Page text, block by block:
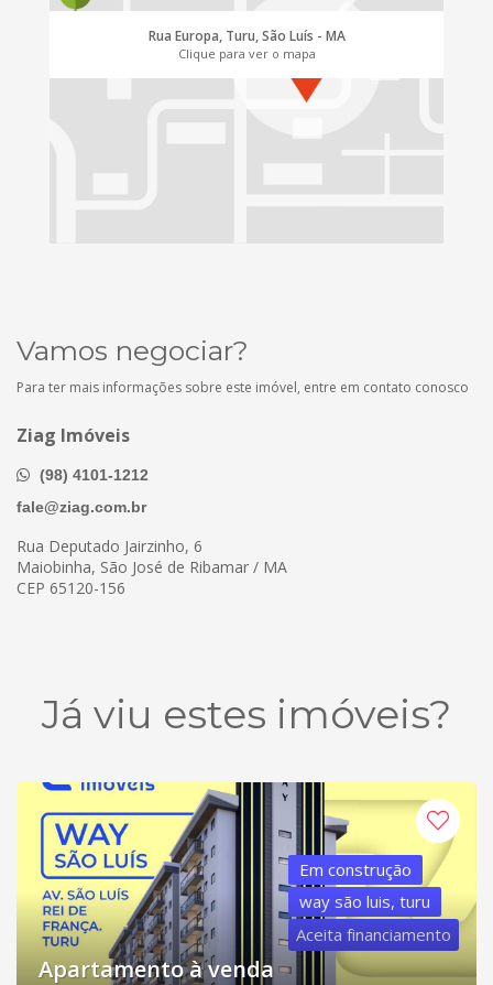
Rua Europa, Turu, São Luís - MA
Clique para ver o mapa
Vamos negociar?
Para ter mais informações sobre este imóvel, entre em contato conosco
Ziag Imóveis
(98) 4101-1212
fale@ziag.com.br
Rua Deputado Jairzinho, 6
Maiobinha, São José de Ribamar / MA
CEP 65120-156
Já viu estes imóveis?
Em construção
way são luis, turu
Aceita financiamento
Apartamento à venda